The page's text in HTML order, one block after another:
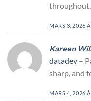
throughout.
MARS 3, 2026
Kareen
datadev –
sharp, and
MARS 4, 2026